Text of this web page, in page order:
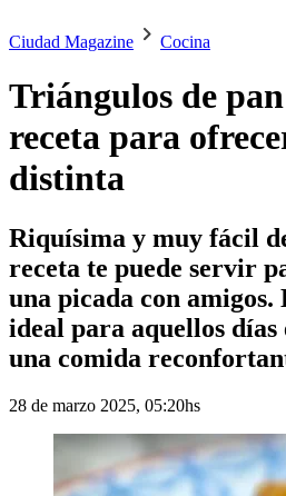
Ciudad Magazine Cocina
Triángulos de
receta para
distinta
Riquísima y muy fácil
receta te puede servir
una picada con amigos.
ideal para aquellos días
una comida
28 de marzo 2025, 05:20hs